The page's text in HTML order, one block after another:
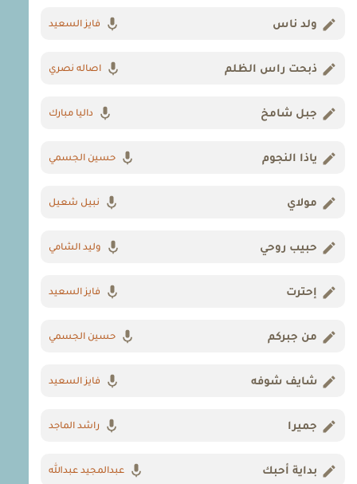
ولد ناس فايز السعيد
ذبحت راس الظلم اصاله نصري
جبل شامخ داليا مبارك
ياذا النجوم حسين الجسمي
مولاي نبيل شعيل
حبيب روحي وليد الشامي
إحترت فايز السعيد
من جبركم حسين الجسمي
شايف شوفه فايز السعيد
جميرا راشد الماجد
بداية أحبك عبدالمجيد عبدالله